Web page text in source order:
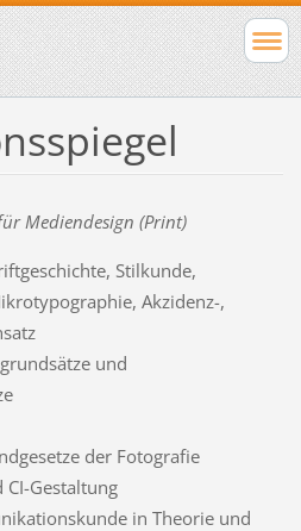
Mediendesign (Print)
Stilkunde,
Akzidenz-,
und
der Fotografie
Gestaltung
in Theorie und